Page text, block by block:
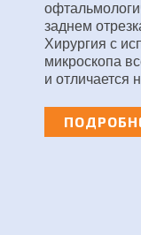
заднем
Хирургия с
микроскопа
и отличается